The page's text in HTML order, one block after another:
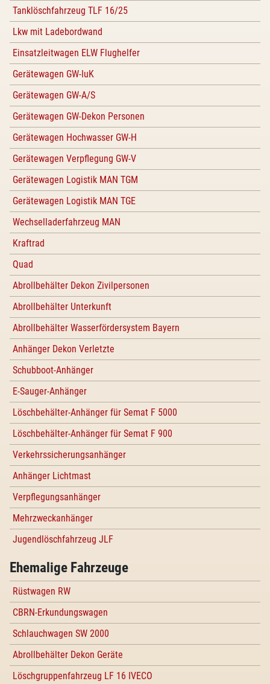
Tanklöschfahrzeug TLF 16/25
Lkw mit Ladebordwand
Einsatzleitwagen ELW Flughelfer
Gerätewagen GW-IuK
Gerätewagen GW-A/S
Gerätewagen GW-Dekon Personen
Gerätewagen Hochwasser GW-H
Gerätewagen Verpflegung GW-V
Gerätewagen Logistik MAN TGM
Gerätewagen Logistik MAN TGE
Wechselladerfahrzeug MAN
Kraftrad
Quad
Abrollbehälter Dekon Zivilpersonen
Abrollbehälter Unterkunft
Abrollbehälter Wasserfördersystem Bayern
Anhänger Dekon Verletzte
Schubboot-Anhänger
E-Sauger-Anhänger
Löschbehälter-Anhänger für Semat F 5000
Löschbehälter-Anhänger für Semat F 900
Verkehrssicherungsanhänger
Anhänger Lichtmast
Verpflegungsanhänger
Mehrzweckanhänger
Jugendlöschfahrzeug JLF
Ehemalige Fahrzeuge
Rüstwagen RW
CBRN-Erkundungswagen
Schlauchwagen SW 2000
Abrollbehälter Dekon Geräte
Löschgruppenfahrzeug LF 16 IVECO